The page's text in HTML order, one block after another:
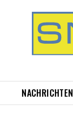
NACHRICHTEN